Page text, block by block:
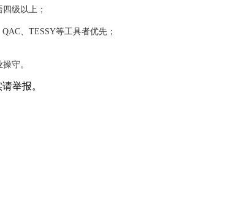
级以上；
、TESSY等工具者优先；
守。
举报。